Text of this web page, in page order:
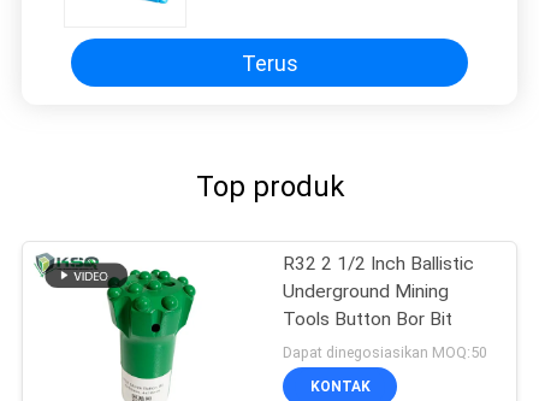
Terus
Top produk
R32 2 1/2 Inch Ballistic
Underground Mining
Tools Button Bor Bit
Dapat dinegosiasikan MOQ:50
KONTAK